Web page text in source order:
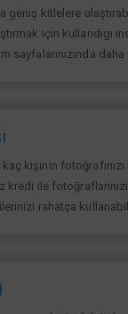
geniş kitlelere
için
sayfalarınızında
kişinin
ile
rahatça